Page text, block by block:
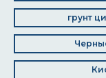
грунт